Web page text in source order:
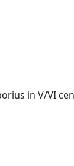
in V/VI